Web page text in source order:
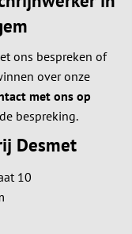
ons bespreken of
over onze
met ons op
bespreking.
Desmet
10